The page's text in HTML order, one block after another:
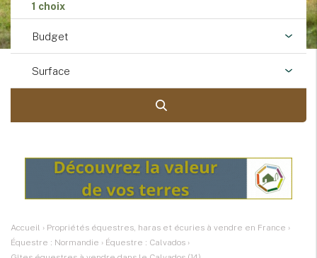
1 choix
Budget
Surface
Accueil › Propriétés équestres, haras et écuries à vendre en France ›
Équestre : Normandie › Équestre : Calvados ›